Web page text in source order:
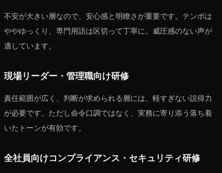
不安が大きい層なので、安心感と明瞭さが重要です。テンポは
ややゆっくり、専門用語は区切って丁寧に。威圧感のない声が
適しています。
現場リーダー・管理職向け研修
責任範囲が広く、判断が求められる層には、軽すぎない説得力
が必要です。ただし命令口調ではなく、実務に寄り添う落ち着
いたトーンが有効です。
全社員向けコンプライアンス・セキュリティ研修